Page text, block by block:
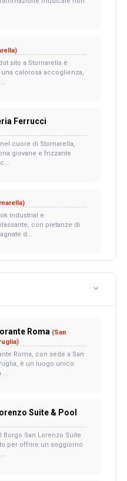
sito a Stornarella è
calorosa accoglienza,
Ferrucci
cuore di Stornarella,
giovane e frizzante
industrial e
con pietanze di
d...
Roma (San
Roma, con sede a San
è un luogo unico
Suite & Pool
Borgo San Lorenzo Suite
per offrire un soggiorno